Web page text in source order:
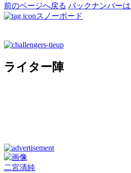
前のページへ戻る バックナンバー
スノーボード
ライター陣
二宮清純